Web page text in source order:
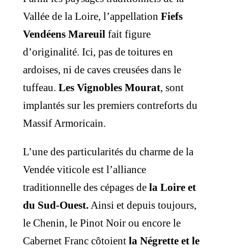
Vallée de la Loire, l’appellation Fiefs
Vendéens Mareuilfait figure
d’originalité. Ici, pas de toitures en
ardoises, ni de caves creusées dans le
tuffeau. Les Vignobles Mourat, sont
implantés sur les premiers contreforts du
Massif Armoricain.
L’une des particularités du charme de la
Vendée viticole est l’alliance
traditionnelle des cépages de la Loire et
du Sud-Ouest.Ainsi et depuis toujours,
le Chenin, le Pinot Noir ou encore le
Cabernet Franc côtoient la Négrette et le